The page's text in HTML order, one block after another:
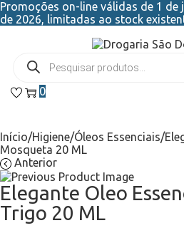
Promoções on-line válidas de 1 de
de 2026, limitadas ao stock
0
Início/Higiene/Óleos Essenciais/
Mosqueta 20 ML
Anterior
Elegante Oleo
Trigo 20 ML